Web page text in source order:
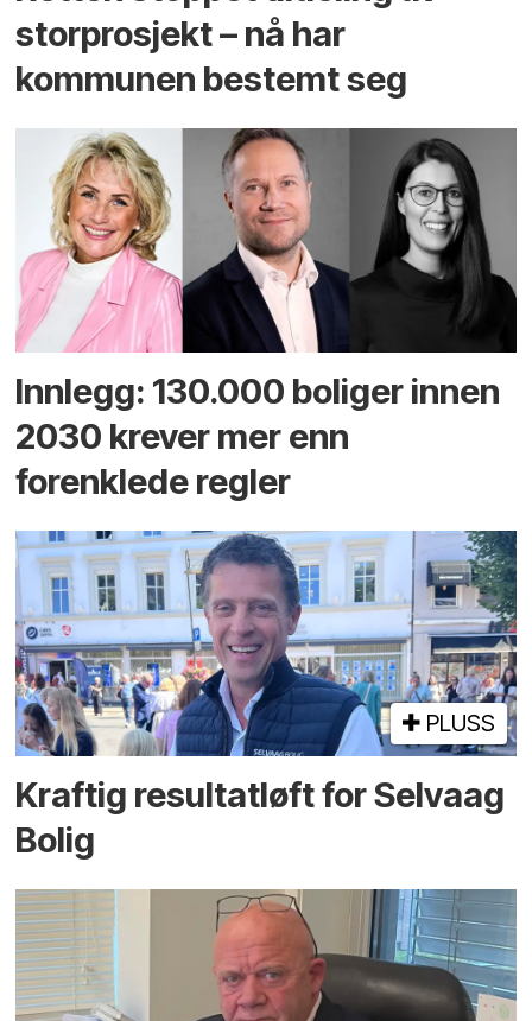
storprosjekt – nå har
kommunen bestemt seg
Innlegg: 130.000 boliger innen
2030 krever mer enn
forenklede regler
PLUSS
Kraftig resultatløft for Selvaag
Bolig